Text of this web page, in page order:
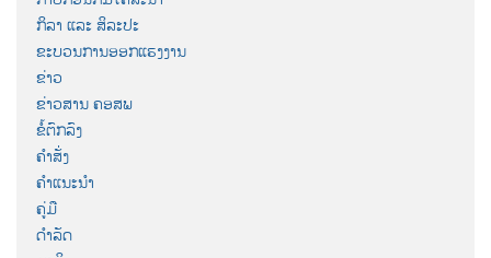
ກິລາ ແລະ ສິລະປະ
ຂະບວນການອອກແຮງງານ
ຂ່າວ
ຂ່າວສານ ຄອສພ
ຂໍ້ຕົກລົງ
ຄຳສັ່ງ
ຄຳແນະນຳ
ຄູ່ມື
ດຳລັດ